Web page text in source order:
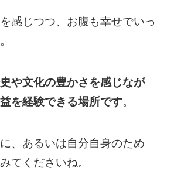
感じつつ、お腹も幸せでいっ
や文化の豊かさを感じなが
を経験できる場所です。
、あるいは自分自身のため
てくださいね。